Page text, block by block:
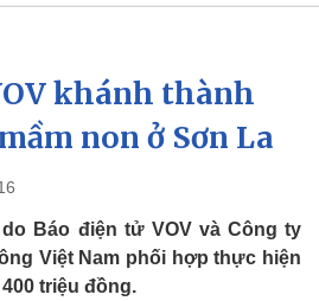
Xã hội
Dự báo thời tiết
Việc làm
Biển đảo
khánh thành
non ở Sơn La
Báo điện tử VOV và Công ty
Việt Nam phối hợp thực hiện
triệu đồng.